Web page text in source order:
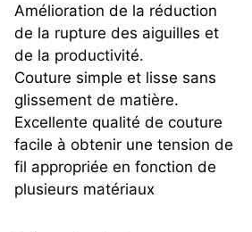
Amélioration de la réduction
de la rupture des aiguilles et
de la productivité.
Couture simple et lisse sans
glissement de matière.
Excellente qualité de couture
facile à obtenir une tension de
fil appropriée en fonction de
plusieurs matériaux